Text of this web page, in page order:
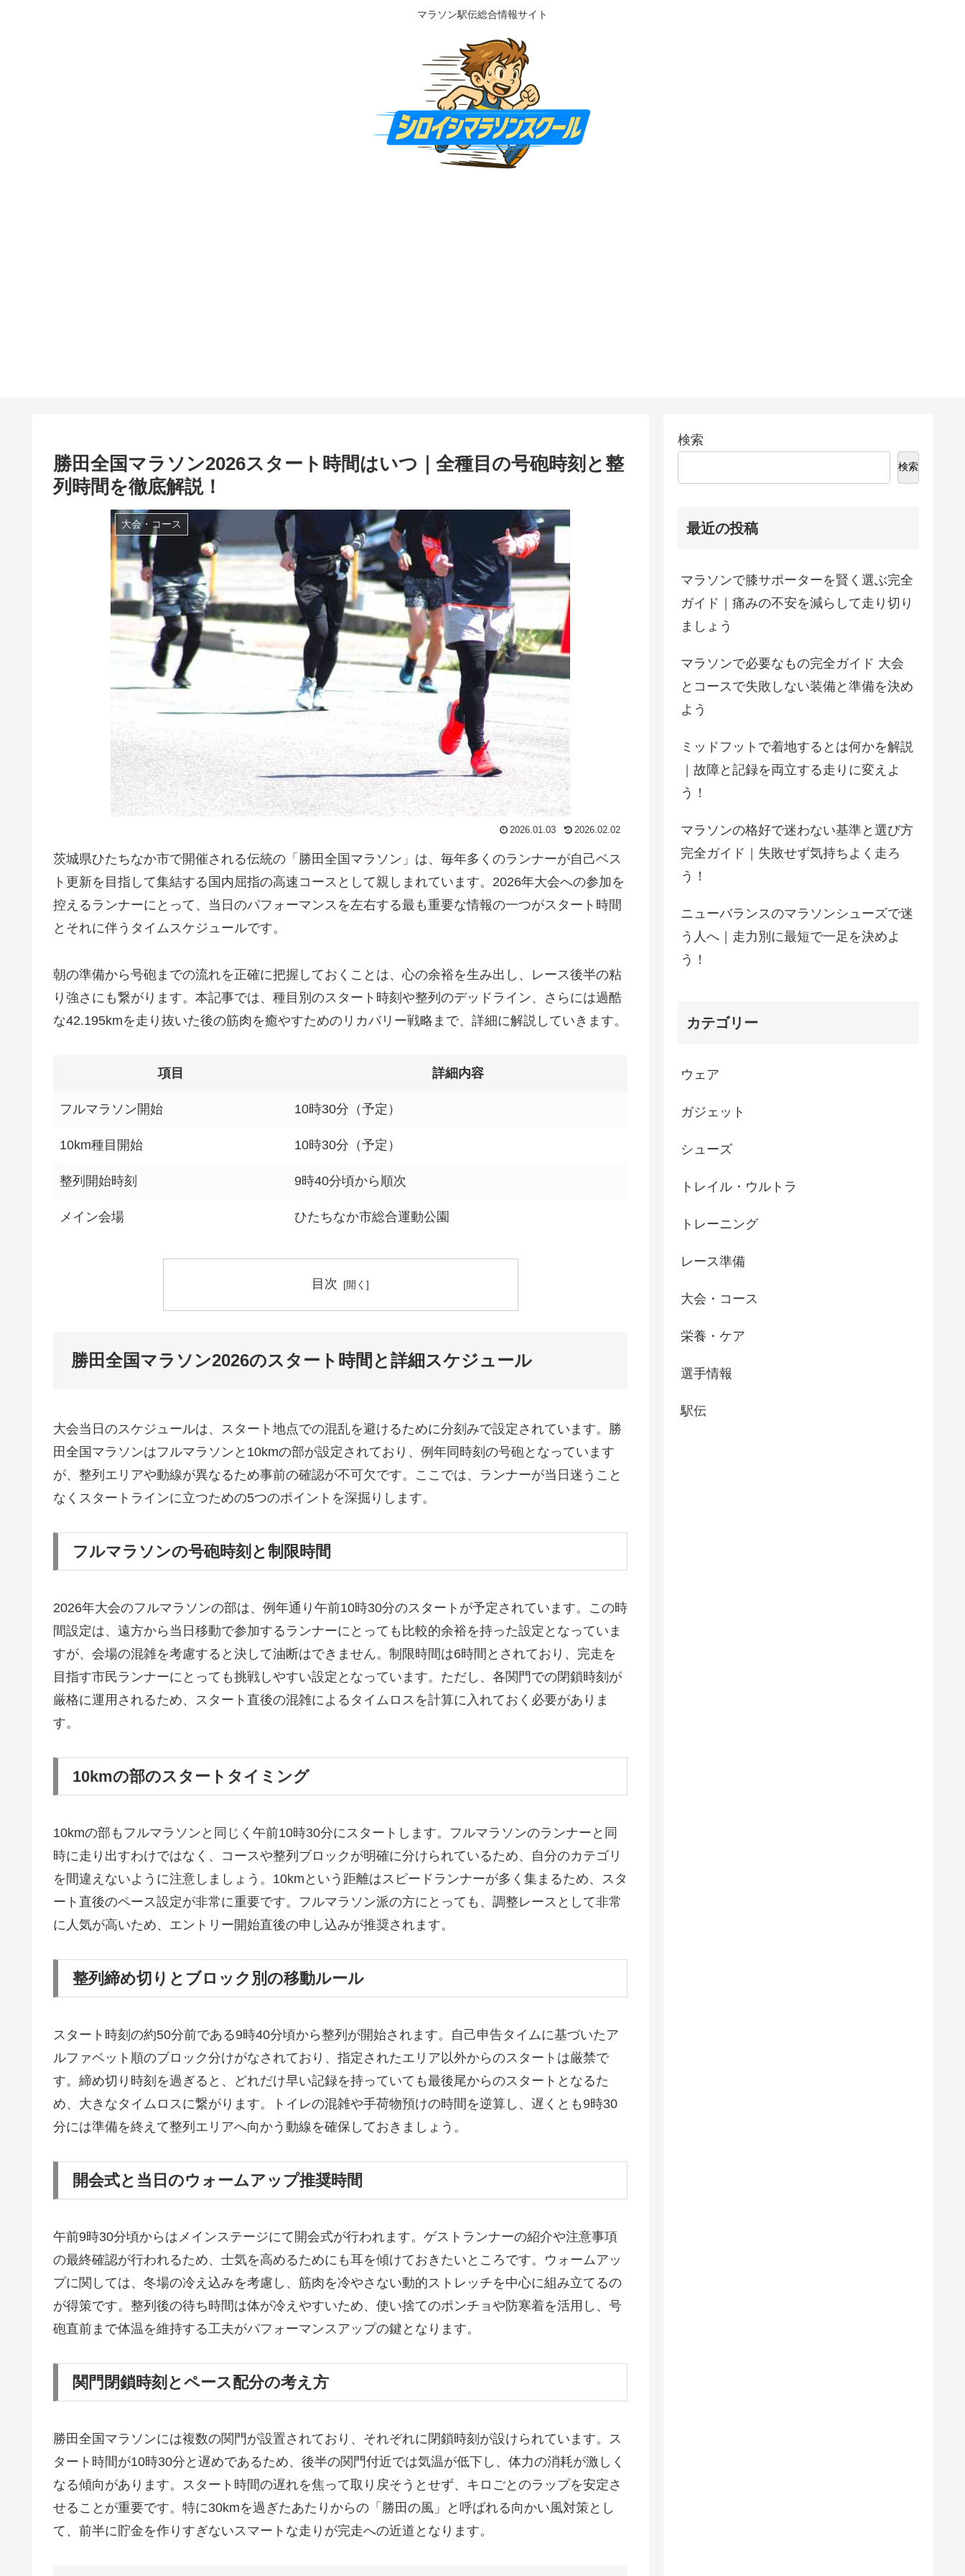
マラソン駅伝総合情報サイト
勝田全国マラソン2026スタート時間はいつ｜全種目の号砲時刻と整
列時間を徹底解説！
大会・コース
2026.01.03 2026.02.02
茨城県ひたちなか市で開催される伝統の「勝田全国マラソン」は、毎年多くのランナーが自己ベス
ト更新を目指して集結する国内屈指の高速コースとして親しまれています。2026年大会への参加を
控えるランナーにとって、当日のパフォーマンスを左右する最も重要な情報の一つがスタート時間
とそれに伴うタイムスケジュールです。
朝の準備から号砲までの流れを正確に把握しておくことは、心の余裕を生み出し、レース後半の粘
り強さにも繋がります。本記事では、種目別のスタート時刻や整列のデッドライン、さらには過酷
な42.195kmを走り抜いた後の筋肉を癒やすためのリカバリー戦略まで、詳細に解説していきます。
項目 詳細内容
フルマラソン開始 10時30分（予定）
10km種目開始 10時30分（予定）
整列開始時刻 9時40分頃から順次
メイン会場 ひたちなか市総合運動公園
目次
勝田全国マラソン2026のスタート時間と詳細スケジュール
大会当日のスケジュールは、スタート地点での混乱を避けるために分刻みで設定されています。勝
田全国マラソンはフルマラソンと10kmの部が設定されており、例年同時刻の号砲となっています
が、整列エリアや動線が異なるため事前の確認が不可欠です。ここでは、ランナーが当日迷うこと
なくスタートラインに立つための5つのポイントを深掘りします。
フルマラソンの号砲時刻と制限時間
2026年大会のフルマラソンの部は、例年通り午前10時30分のスタートが予定されています。この時
間設定は、遠方から当日移動で参加するランナーにとっても比較的余裕を持った設定となっていま
すが、会場の混雑を考慮すると決して油断はできません。制限時間は6時間とされており、完走を
目指す市民ランナーにとっても挑戦しやすい設定となっています。ただし、各関門での閉鎖時刻が
厳格に運用されるため、スタート直後の混雑によるタイムロスを計算に入れておく必要がありま
す。
10kmの部のスタートタイミング
10kmの部もフルマラソンと同じく午前10時30分にスタートします。フルマラソンのランナーと同
時に走り出すわけではなく、コースや整列ブロックが明確に分けられているため、自分のカテゴリ
を間違えないように注意しましょう。10kmという距離はスピードランナーが多く集まるため、スタ
ート直後のペース設定が非常に重要です。フルマラソン派の方にとっても、調整レースとして非常
に人気が高いため、エントリー開始直後の申し込みが推奨されます。
整列締め切りとブロック別の移動ルール
スタート時刻の約50分前である9時40分頃から整列が開始されます。自己申告タイムに基づいたア
ルファベット順のブロック分けがなされており、指定されたエリア以外からのスタートは厳禁で
す。締め切り時刻を過ぎると、どれだけ早い記録を持っていても最後尾からのスタートとなるた
め、大きなタイムロスに繋がります。トイレの混雑や手荷物預けの時間を逆算し、遅くとも9時30
分には準備を終えて整列エリアへ向かう動線を確保しておきましょう。
開会式と当日のウォームアップ推奨時間
午前9時30分頃からはメインステージにて開会式が行われます。ゲストランナーの紹介や注意事項
の最終確認が行われるため、士気を高めるためにも耳を傾けておきたいところです。ウォームアッ
プに関しては、冬場の冷え込みを考慮し、筋肉を冷やさない動的ストレッチを中心に組み立てるの
が得策です。整列後の待ち時間は体が冷えやすいため、使い捨てのポンチョや防寒着を活用し、号
砲直前まで体温を維持する工夫がパフォーマンスアップの鍵となります。
関門閉鎖時刻とペース配分の考え方
勝田全国マラソンには複数の関門が設置されており、それぞれに閉鎖時刻が設けられています。ス
タート時間が10時30分と遅めであるため、後半の関門付近では気温が低下し、体力の消耗が激しく
なる傾向があります。スタート時間の遅れを焦って取り戻そうとせず、キロごとのラップを安定さ
せることが重要です。特に30kmを過ぎたあたりからの「勝田の風」と呼ばれる向かい風対策とし
て、前半に貯金を作りすぎないスマートな走りが完走への近道となります。
検索
検索
最近の投稿
マラソンで膝サポーターを賢く選ぶ完全
ガイド｜痛みの不安を減らして走り切り
ましょう
マラソンで必要なもの完全ガイド 大会
とコースで失敗しない装備と準備を決め
よう
ミッドフットで着地するとは何かを解説
｜故障と記録を両立する走りに変えよ
う！
マラソンの格好で迷わない基準と選び方
完全ガイド｜失敗せず気持ちよく走ろ
う！
ニューバランスのマラソンシューズで迷
う人へ｜走力別に最短で一足を決めよ
う！
カテゴリー
ウェア
ガジェット
シューズ
トレイル・ウルトラ
トレーニング
レース準備
大会・コース
栄養・ケア
選手情報
駅伝